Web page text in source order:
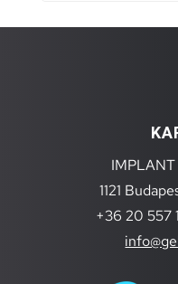
1121
+36 20 557